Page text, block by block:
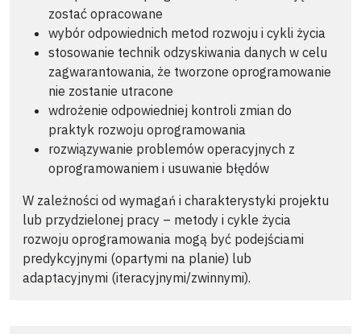
zostać opracowane
wybór odpowiednich metod rozwoju i cykli życia
stosowanie technik odzyskiwania danych w celu
zagwarantowania, że tworzone oprogramowanie
nie zostanie utracone
wdrożenie odpowiedniej kontroli zmian do
praktyk rozwoju oprogramowania
rozwiązywanie problemów operacyjnych z
oprogramowaniem i usuwanie błędów
W zależności od wymagań i charakterystyki projektu
lub przydzielonej pracy – metody i cykle życia
rozwoju oprogramowania mogą być podejściami
predykcyjnymi (opartymi na planie) lub
adaptacyjnymi (iteracyjnymi/zwinnymi).